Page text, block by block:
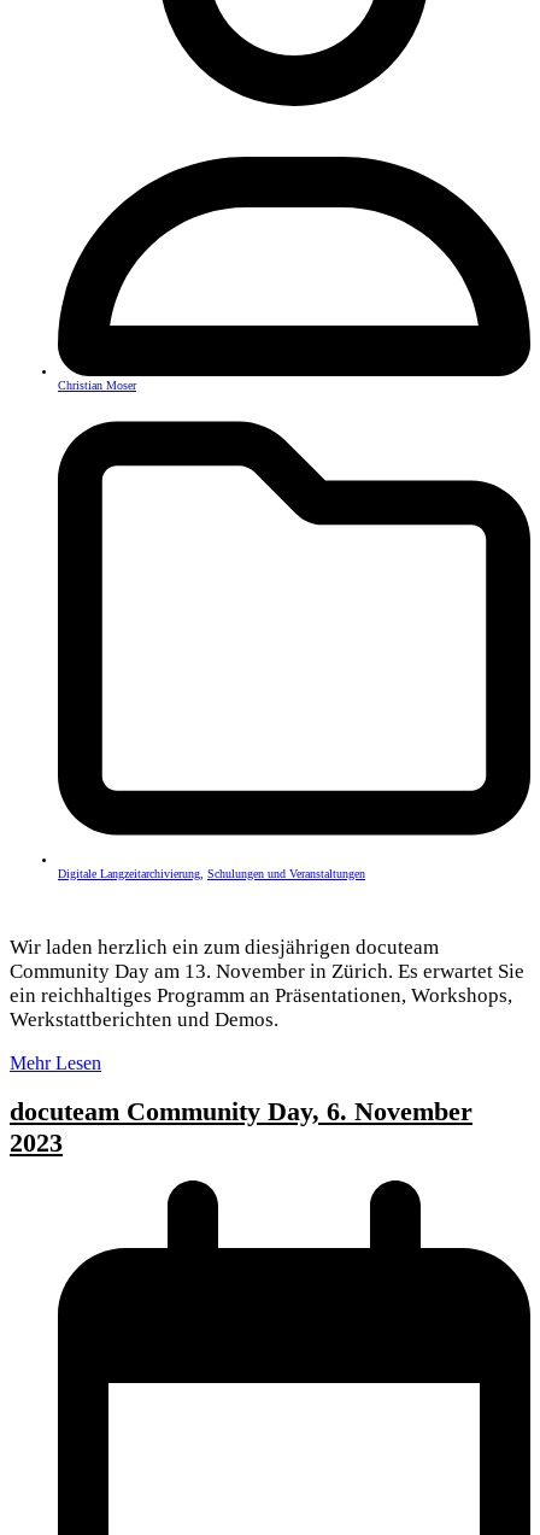
Christian Moser
Digitale Langzeitarchivierung Schulungen und Veranstaltungen
Wir laden herzlich ein zum diesjährigen docuteam
Community Day am 13. November in Zürich. Es erwartet Sie
ein reichhaltiges Programm an Präsentationen, Workshops,
Werkstattberichten und Demos.
Mehr Lesen
docuteam Community Day, 6. November
2023